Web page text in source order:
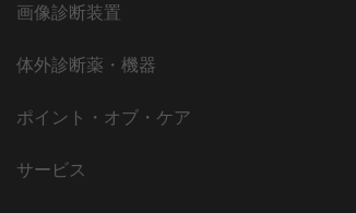
画像診断装置
体外診断薬・機器
ポイント・オブ・ケア
サービス